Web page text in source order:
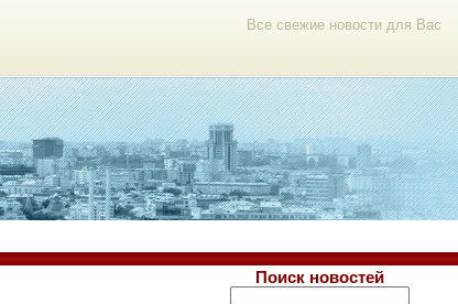
Все свежие новости для Вас
Поиск новостей